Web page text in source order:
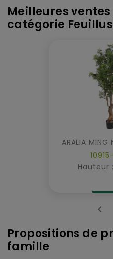
Meilleures
catégorie
ARALIA MING
Hauteur

Propositions de
famille